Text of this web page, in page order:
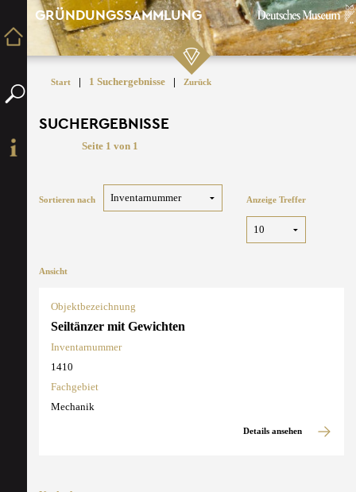
GRÜNDUNGSSAMMLUNG
Start | 1 Suchergebnisse | Zurück
SUCHERGEBNISSE
Seite 1 von 1
Sortieren nach Anzeige Treffer
Ansicht
Objektbezeichnung
Seiltänzer mit Gewichten
Inventarnummer
1410
Fachgebiet
Mechanik
Details ansehen